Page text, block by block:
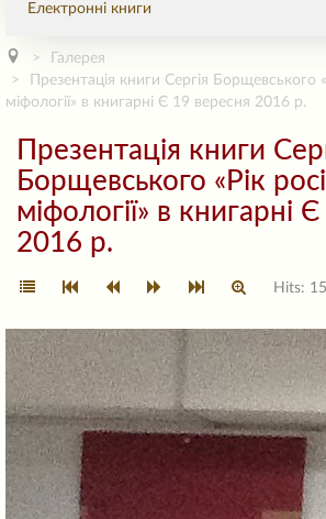
Електронні книги
Галерея
Презентація книги Сергія Борщевського
міфології» в книгарні Є 19 вересня 2016 р.
Презентація книги
Борщевського «Рік
міфології» в книгарні
2016 р.
Hits: